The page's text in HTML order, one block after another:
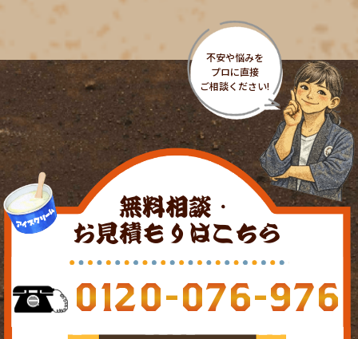
無料相談・
お見積もりはこちら
0120-076-976